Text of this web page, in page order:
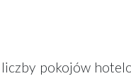
pokojów